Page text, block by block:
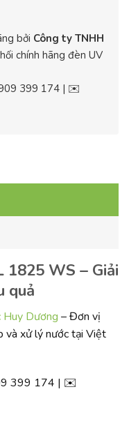
bởi Công ty TNHH
chính hãng đèn UV
399 174 | ✉️
WS – Giải
quả
Huy Dương – Đơn vị
và xử lý nước tại Việt
399 174 | ✉️